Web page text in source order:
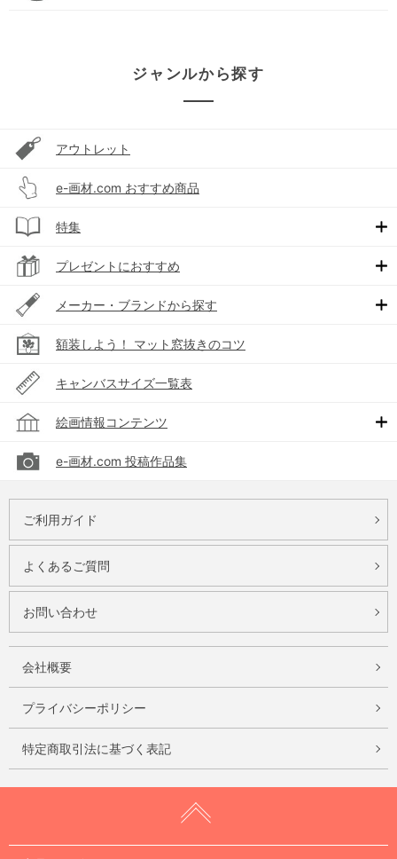
ジャンルから探す
アウトレット
e-画材.com おすすめ商品
特集
プレゼントにおすすめ
メーカー・ブランドから探す
額装しよう！ マット窓抜きのコツ
キャンバスサイズ一覧表
絵画情報コンテンツ
e-画材.com 投稿作品集
ご利用ガイド
よくあるご質問
お問い合わせ
会社概要
プライバシーポリシー
特定商取引法に基づく表記